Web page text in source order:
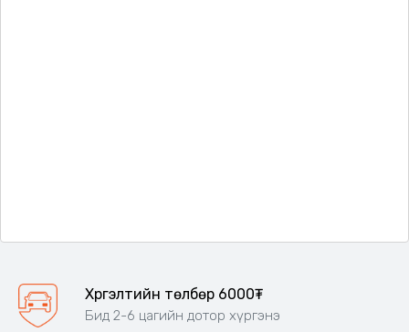
Хүргэлтийн төлбөр 6000₮
Бид 2-6 цагийн дотор хүргэнэ